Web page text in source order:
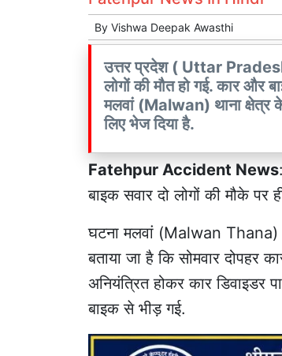
By Vishwa Deepak Awasthi
उत्तर प्रदेश ( Uttar
लोगों की मौत हो गई. कार और
मलवां (Malwan) थाना क्षेत्र के
लिए भेज दिया है.
Fatehpur Accident News
बाइक सवार दो लोगों की मौके पर
घटना मलवां (Malwan Thana)
बताया जा है कि सोमवार
अनियंत्रित होकर कार
बाइक से भीड़ गई.